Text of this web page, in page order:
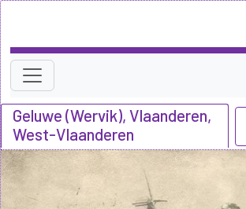
Geluwe (Wervik), Vlaanderen,
West-Vlaanderen